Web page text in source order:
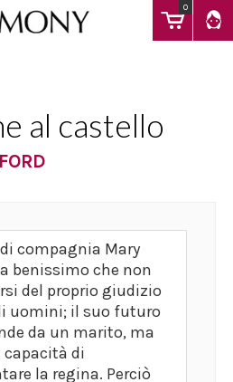
0
al castello
compagnia Mary
benissimo che non
del proprio giudizio
uomini; il suo futuro
da un marito, ma
capacità di
la regina. Perciò